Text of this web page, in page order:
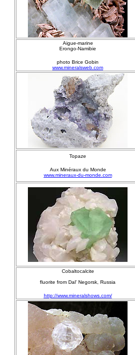
Aigue-marine
Erongo-Namibie
photo Brice Gobin
www.mineralsweb.com
Topaze
Aux Minéraux du Monde
www.mineraux-du-monde.com
Cobaltocalcite
fluorite from Dal' Negorsk, Russia
http://www.mineralshows.com/